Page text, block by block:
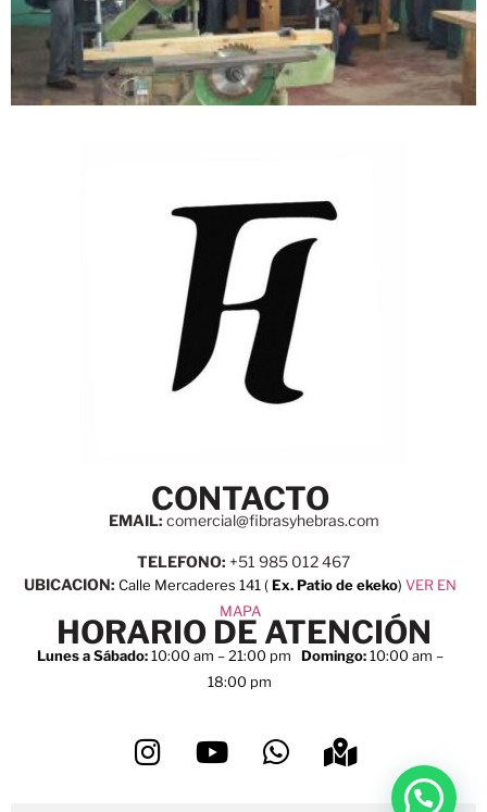
CONTACTO
EMAIL: comercial@fibrasyhebras.com
TELEFONO: +51 985 012 467
UBICACION: Calle Mercaderes 141 (Ex. Patio de ekeko) VER EN
MAPA
HORARIO DE ATENCIÓN
Lunes a Sábado:10:00 am – 21:00 pm Domingo:10:00 am –
18:00 pm